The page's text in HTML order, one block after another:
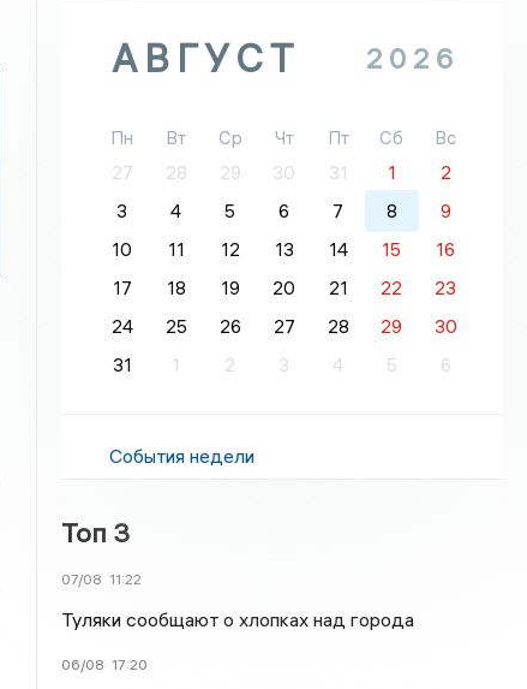
АВГУСТ 2026
Пн Вт Ср Чт Пт Сб
Вс
27
28 29 30 31 1
2
3
4 5 6 7 8
9
10
11 12 13 14 15
16
17
18 19 20 21 22
23
24
25 26 27 28 29
30
31
1 2 3 4 5 6
События недели
Топ 3
07/08 11:22
Туляки сообщают о хлопках над города
06/08 17:20